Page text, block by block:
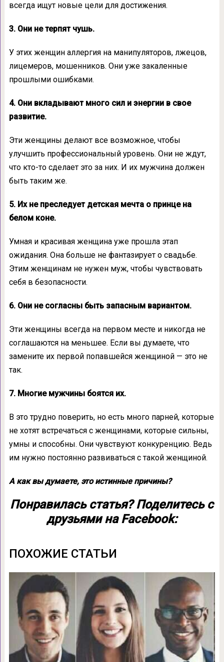
всегда ищут новые цели для достижения.
3. Они не терпят чушь.
У этих женщин аллергия на манипуляторов, лжецов,
лицемеров, мошенников. Они уже закаленные
прошлыми ошибками.
4. Они вкладывают много сил и энергии в свое
развитие.
Эти женщины делают все возможное, чтобы
улучшить профессиональный уровень. Они не ждут,
что кто-то сделает это за них. И их мужчина должен
быть таким же.
5. Их не преследует детская мечта о принце на
белом коне.
Умная и красивая женщина уже прошла этап
ожидания. Она больше не фантазирует о свадьбе.
Этим женщинам не нужен муж, чтобы чувствовать
себя в безопасности.
6. Они не согласны быть запасным вариантом.
Эти женщины всегда на первом месте и никогда не
соглашаются на меньшее. Если вы думаете, что
замените их первой попавшейся женщиной — это не
так.
7. Многие мужчины боятся их.
В это трудно поверить, но есть много парней, которые
не хотят встречаться с женщинами, которые сильны,
умны и способны. Они чувствуют конкуренцию. Ведь
им нужно постоянно развиваться с такой женщиной.
А как вы думаете, это истинные причины?
Понравилась статья? Поделитесь с
друзьями на Facebook:
ПОХОЖИЕ СТАТЬИ